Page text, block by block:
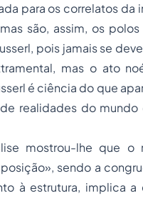
para os correlatos
são, assim, os
pois jamais se
mas o ato
é ciência do que
realidades do
mostrou-lhe que
sendo a
à estrutura, implica